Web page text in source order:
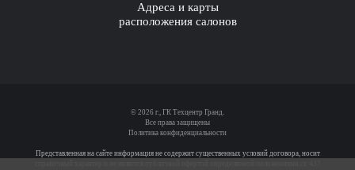
Адреса и карты
расположения салонов
© 2026 г., ГК Техцентр Гранд.
Все права защищены
Политика конфиденциальности
Представленная на сайте информация не содержит существенных условий договора, носит